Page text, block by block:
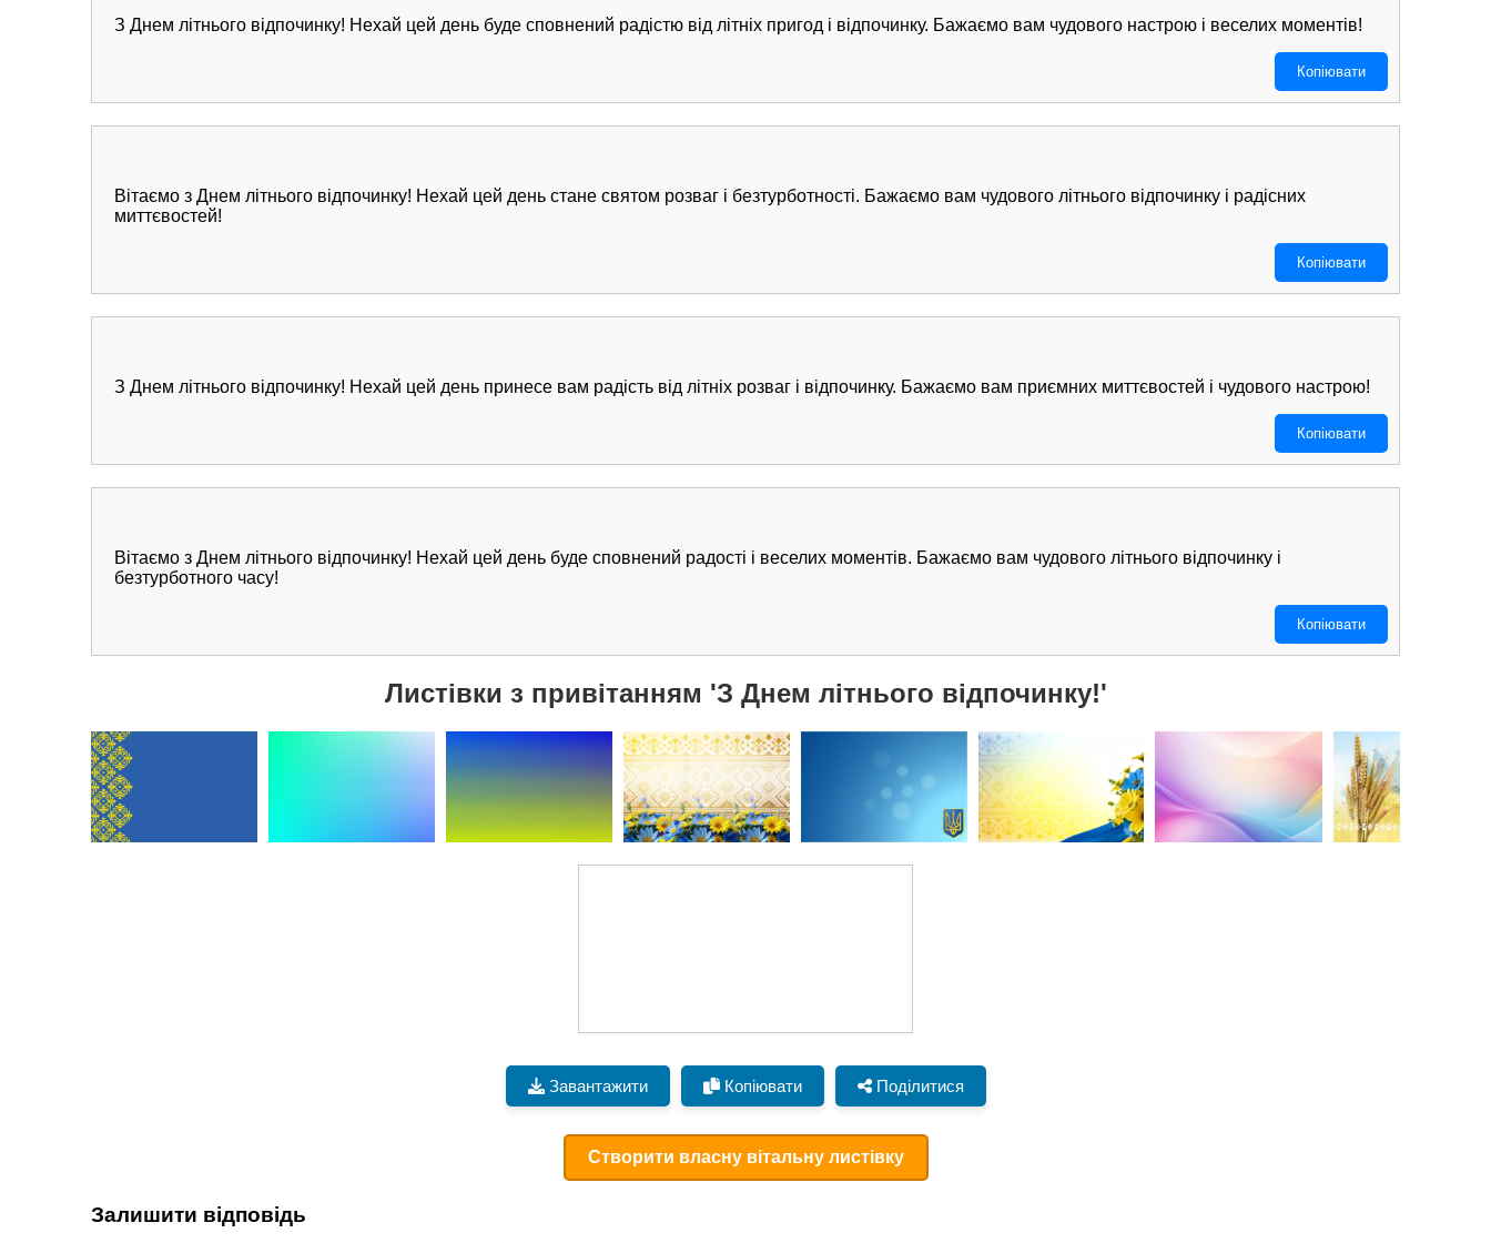
З Днем літнього відпочинку! Нехай цей день буде сповнений радістю від літніх пригод і відпочинку. Бажаємо вам чудового настрою і веселих моментів!
Копіювати
Вітаємо з Днем літнього відпочинку! Нехай цей день стане святом розваг і безтурботності. Бажаємо вам чудового літнього відпочинку і радісних
миттєвостей!
Копіювати
З Днем літнього відпочинку! Нехай цей день принесе вам радість від літніх розваг і відпочинку. Бажаємо вам приємних миттєвостей і чудового настрою!
Копіювати
Вітаємо з Днем літнього відпочинку! Нехай цей день буде сповнений радості і веселих моментів. Бажаємо вам чудового літнього відпочинку і
безтурботного часу!
Копіювати
Листівки з привітанням 'З Днем літнього відпочинку!'
Завантажити Копіювати Поділитися
Створити власну вітальну листівку
Залишити відповідь